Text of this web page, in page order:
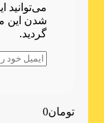
می‌توانید
شدن این
گردید.
تومان0